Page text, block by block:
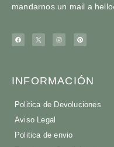
mandarnos un mail a
INFORMACIÓN
Politica de Devoluciones
Aviso Legal
Politica de envio